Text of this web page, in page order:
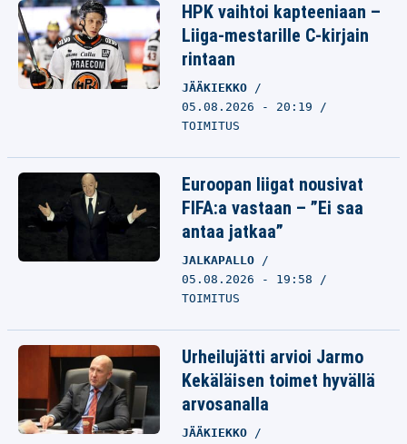
HPK vaihtoi kapteeniaan –
Liiga-mestarille C-kirjain
rintaan
JÄÄKIEKKO
05.08.2026 - 20:19
TOIMITUS
Euroopan liigat nousivat
FIFA:a vastaan – ”Ei saa
antaa jatkaa”
JALKAPALLO
05.08.2026 - 19:58
TOIMITUS
Urheilujätti arvioi Jarmo
Kekäläisen toimet hyvällä
arvosanalla
JÄÄKIEKKO